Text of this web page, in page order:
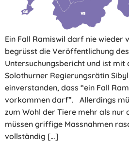
Ein Fall Ramiswil darf nie wieder
begrüsst die Veröffentlichung
Untersuchungsbericht und ist mit
Solothurner Regierungsrätin
einverstanden, dass “ein Fall
vorkommen darf”. Allerdings
zum Wohl der Tiere mehr als nur
müssen griffige Massnahmen
vollständig […]